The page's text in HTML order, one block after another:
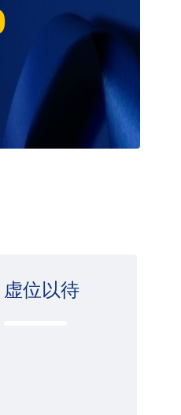
虚位以待